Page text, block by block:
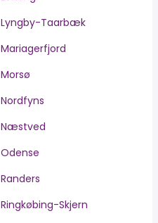
Lyngby-Taarbæk
Mariagerfjord
Morsø
Nordfyns
Næstved
Odense
Randers
Ringkøbing-Skjern